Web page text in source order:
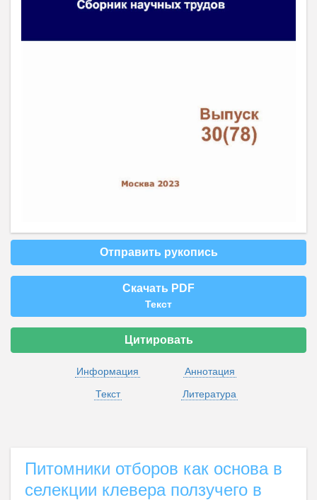
Отправить рукопись
Скачать PDF
Текст
Цитировать
Информация
Аннотация
Текст
Литература
Питомники отборов как основа в
селекции клевера ползучего в